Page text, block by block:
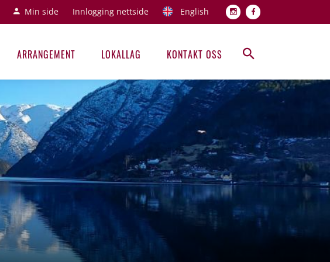
Topp
Min side Innlogging nettside English
Hovedmeny
ARRANGEMENT LOKALLAG KONTAKT OSS